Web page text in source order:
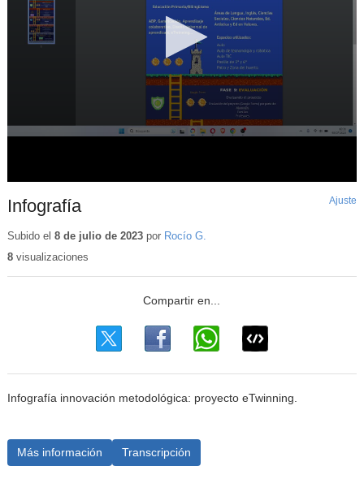
Infografía Ajuste
Subido el 8 de julio de 2023por Rocío G.
8visualizaciones
Infografía innovación metodológica: proyecto eTwinning.
Más información Transcripción